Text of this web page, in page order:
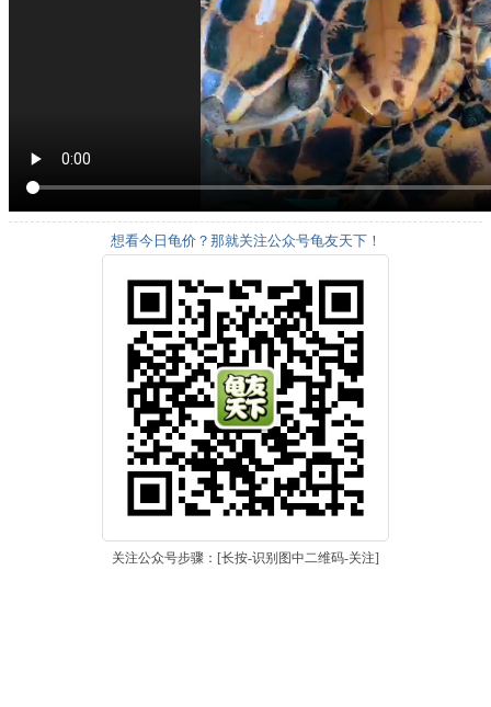
想看今日龟价？那就关注公众号龟友天下！
关注公众号步骤：[长按-识别图中二维码-关注]